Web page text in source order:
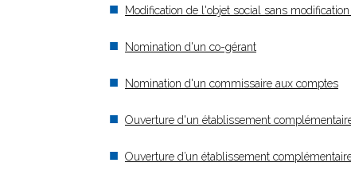
Modification de l'objet social sans
Nomination d'un co-gérant
Nomination d'un commissaire aux comptes
Ouverture d'un établissement
Ouverture d’un établissement